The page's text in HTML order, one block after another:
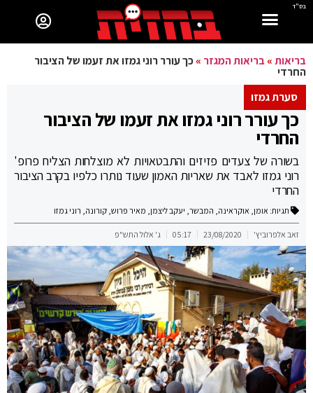
בס"ד
בריאות»בריאות המגזר »כך עורר רוני גמזו את זעמו של הציבור
החרדי
סערת גמזו
כך עורר רוני גמזו את זעמו של הציבור
החרדי
בשורה של צעדים פזיזים והתבטאויות לא מוצלחות הצליח פרופ'
רוני גמזו לאבד את שאריות האמון שעוד נותרו כלפיו בקרב הציבור
החרדי
תגיות: אומן, אוקראינה, המבשר, יעקב ליצמן, מאיר פרוש, קורונה, רוני גמזו
זאב אלפרוביץ' 23/08/2020
05:17 ג' אלול התש"פ